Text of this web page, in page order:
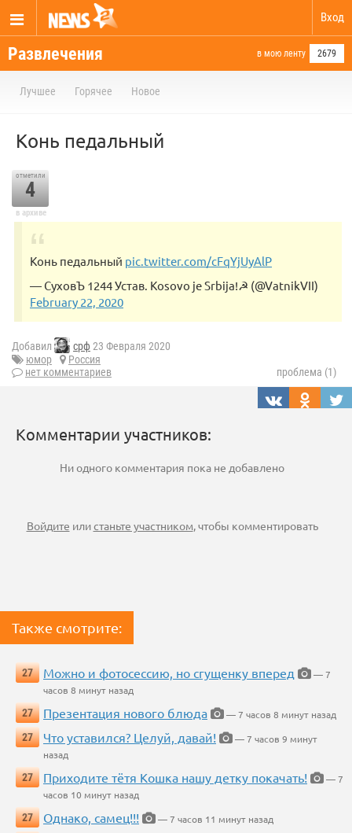
Вход
Развлечения в мою ленту 2679
Лучшее Горячее Новое
Конь педальный
отметили
4
в архиве
Конь педальный pic.twitter.com/cFqYjUyAlP
— СуховЪ 1244 Устав. Kosovo je Srbija!☭ (@VatnikVII)
February 22, 2020
Добавил срф 23 Февраля 2020
юмор
Россия
нет комментариев
проблема (1)
Комментарии участников:
Ни одного комментария пока не добавлено
Войдите илистаньте участником, чтобы комментировать
Также смотрите:
27 Можно и фотосессию, но сгущенку вперед
— 7
часов 8 минут назад
27
Презентация нового блюда
— 7 часов 8 минут назад
27
Что уставился? Целуй, давай!
— 7 часов 9 минут
назад
27
Приходите тётя Кошка нашу детку покачать!
— 7
часов 10 минут назад
27
Однако, самец!!!
— 7 часов 11 минут назад